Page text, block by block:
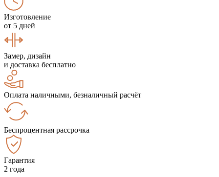
Изготовление
от 5 дней
Замер, дизайн
и доставка бесплатно
Оплата наличными, безналичный расчёт
Беспроцентная рассрочка
Гарантия
2 года